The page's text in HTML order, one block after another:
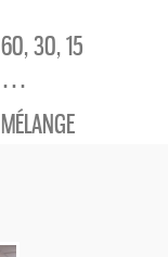
60, 30, 15
⋯
MÉLANGE